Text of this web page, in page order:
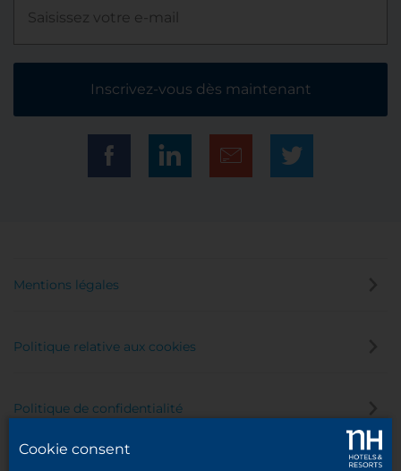
Inscrivez-vous dès maintenant
Mentions légales
Politique relative aux cookies
Politique de confidentialité
Cookie consent